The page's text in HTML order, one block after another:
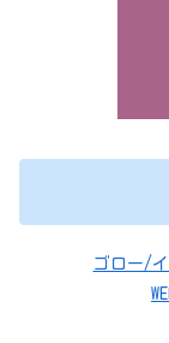
ゴロー/